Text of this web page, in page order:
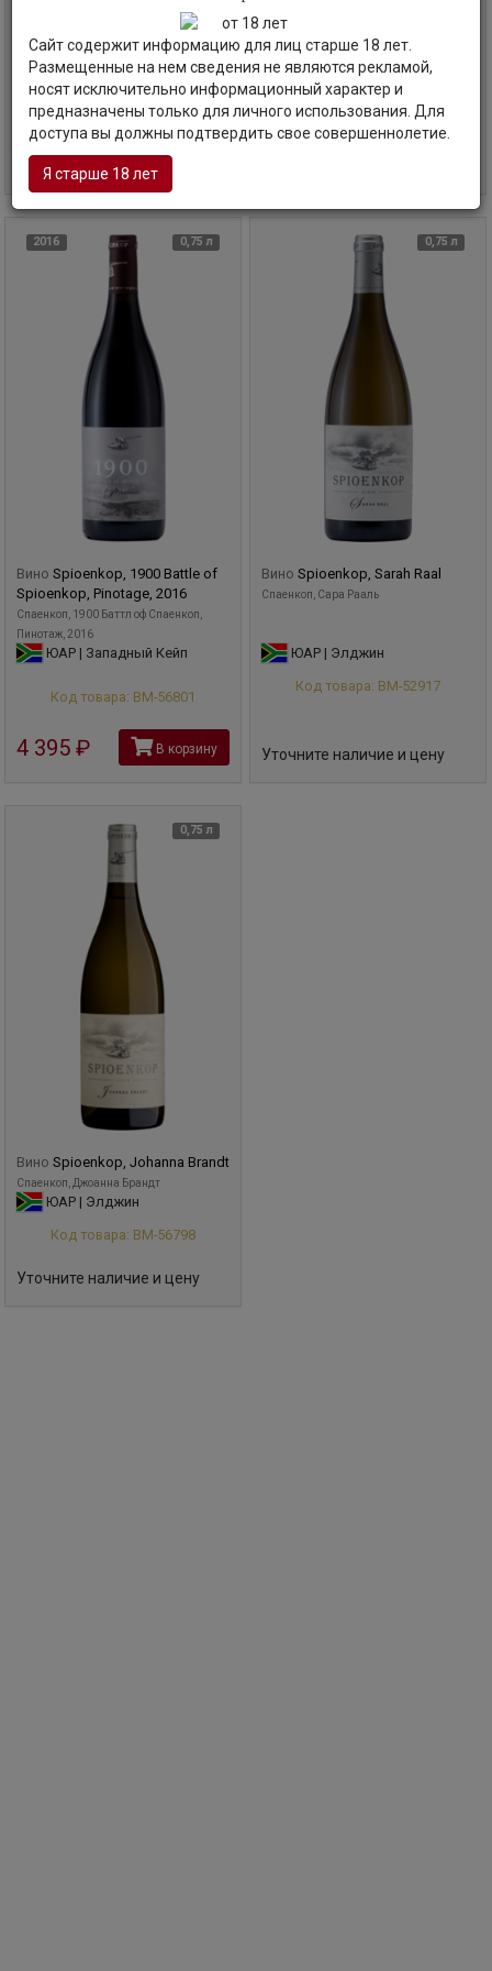
Spioenkop, Pinot Noir, 2014
Спаенкоп, Пино Нуар, 2014
ЮАР | Элджин
Код товара: ВМ-56799
3 820 руб В корзину
Вино
Спаенкоп, Пинотаж, 2016
ЮАР | Элджин
Код товара: ВМ-56800
2016 0,75 л
Вино Spioenkop, 1900 Battle of
Spioenkop, Pinotage, 2016
Спаенкоп, 1900 Баттл оф Спаенкоп,
Пинотаж, 2016
ЮАР | Западный Кейп
Код товара: ВМ-56801
4 395 руб В корзину
0,75 л
Вино Spioenkop, Sarah Raal
Спаенкоп, Сара Рааль
ЮАР | Элджин
Код товара: ВМ-52917
Уточните наличие и цену
0,75 л
Вино Spioenkop, Johanna Brandt
Спаенкоп, Джоанна Брандт
ЮАР | Элджин
Код товара: ВМ-56798
Уточните наличие и цену
Сайт содержит информацию для лиц старше 18 лет.
Размещенные на нем сведения не являются рекламой,
носят исключительно информационный характер и
предназначены только для личного использования. Для
доступа вы должны подтвердить свое совершеннолетие.
Я старше 18 лет